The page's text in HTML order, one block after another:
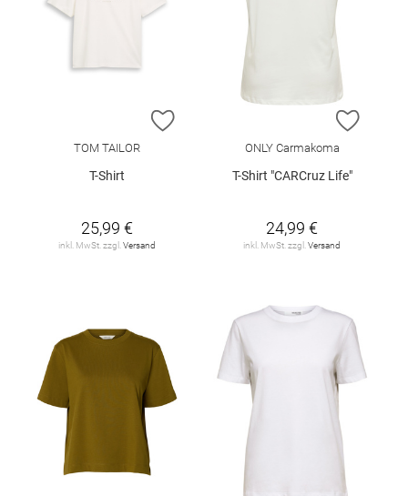
ZUR WUNSCHLISTE HINZUFÜGEN
TOM TAILOR
T-Shirt
25,99 €
inkl. MwSt. zzgl.Versand
ZUR
ONLY Carmakoma
T-Shirt "CARCruz Life"
24,99 €
inkl. MwSt. zzgl.Versand